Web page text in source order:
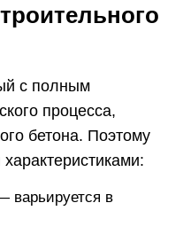
с полным
процесса,
бетона. Поэтому
варьируется в